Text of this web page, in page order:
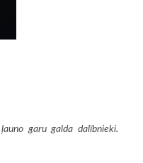
garu galda dalībnieki.